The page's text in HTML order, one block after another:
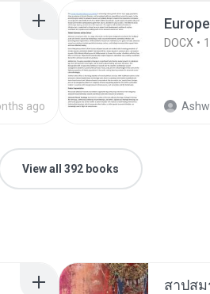
ago
DOCX
View all 392 books
สาปสม